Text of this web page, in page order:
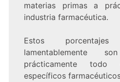
materias primas a
industria farmacéutica.
Estos
lamentablemente
prácticamente
específicos